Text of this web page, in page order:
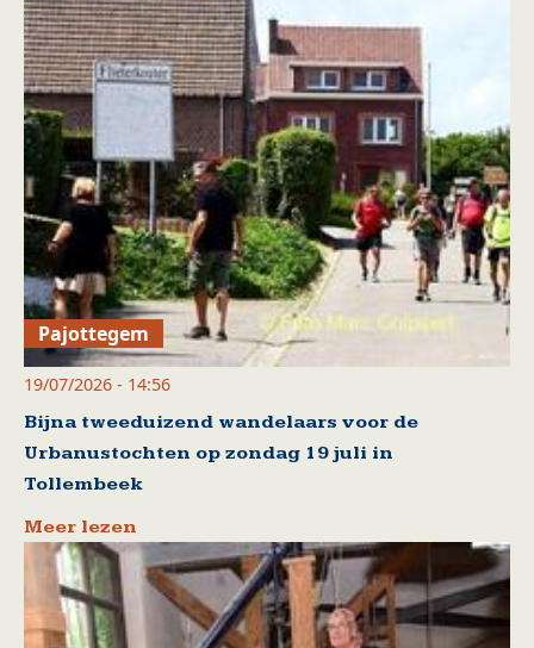
Pajottegem
19/07/2026 - 14:56
Bijna tweeduizend wandelaars voor de
Urbanustochten op zondag 19 juli in
Tollembeek
Meer lezen